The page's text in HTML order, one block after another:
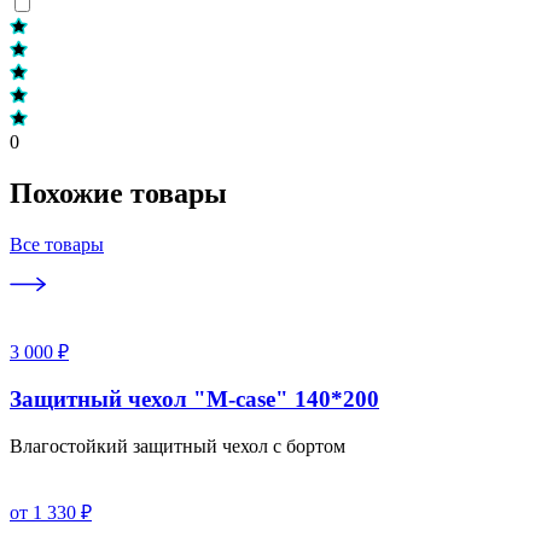
0
Похожие товары
Все товары
3 000 ₽
Защитный чехол "M-case" 140*200
Влагостойкий защитный чехол с бортом
от 1 330 ₽